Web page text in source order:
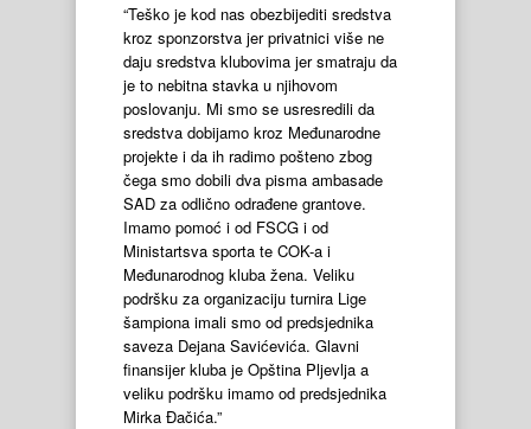
“Teško je kod nas obezbijediti sredstva
kroz sponzorstva jer privatnici više ne
daju sredstva klubovima jer smatraju da
je to nebitna stavka u njihovom
poslovanju. Mi smo se usresredili da
sredstva dobijamo kroz Međunarodne
projekte i da ih radimo pošteno zbog
čega smo dobili dva pisma ambasade
SAD za odlično odrađene grantove.
Imamo pomoć i od FSCG i od
Ministartsva sporta te COK-a i
Međunarodnog kluba žena. Veliku
podršku za organizaciju turnira Lige
šampiona imali smo od predsjednika
saveza Dejana Savićevića. Glavni
finansijer kluba je Opština Pljevlja a
veliku podršku imamo od predsjednika
Mirka Đačića.”